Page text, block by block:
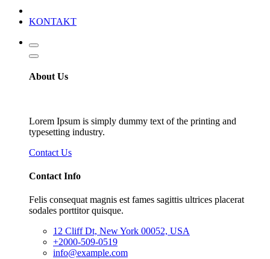
KONTAKT
About Us
Lorem Ipsum is simply dummy text of the printing and
typesetting industry.
Contact Us
Contact Info
Felis consequat magnis est fames sagittis ultrices placerat
sodales porttitor quisque.
12 Cliff Dt, New York 00052, USA
+2000-509-0519
info@example.com